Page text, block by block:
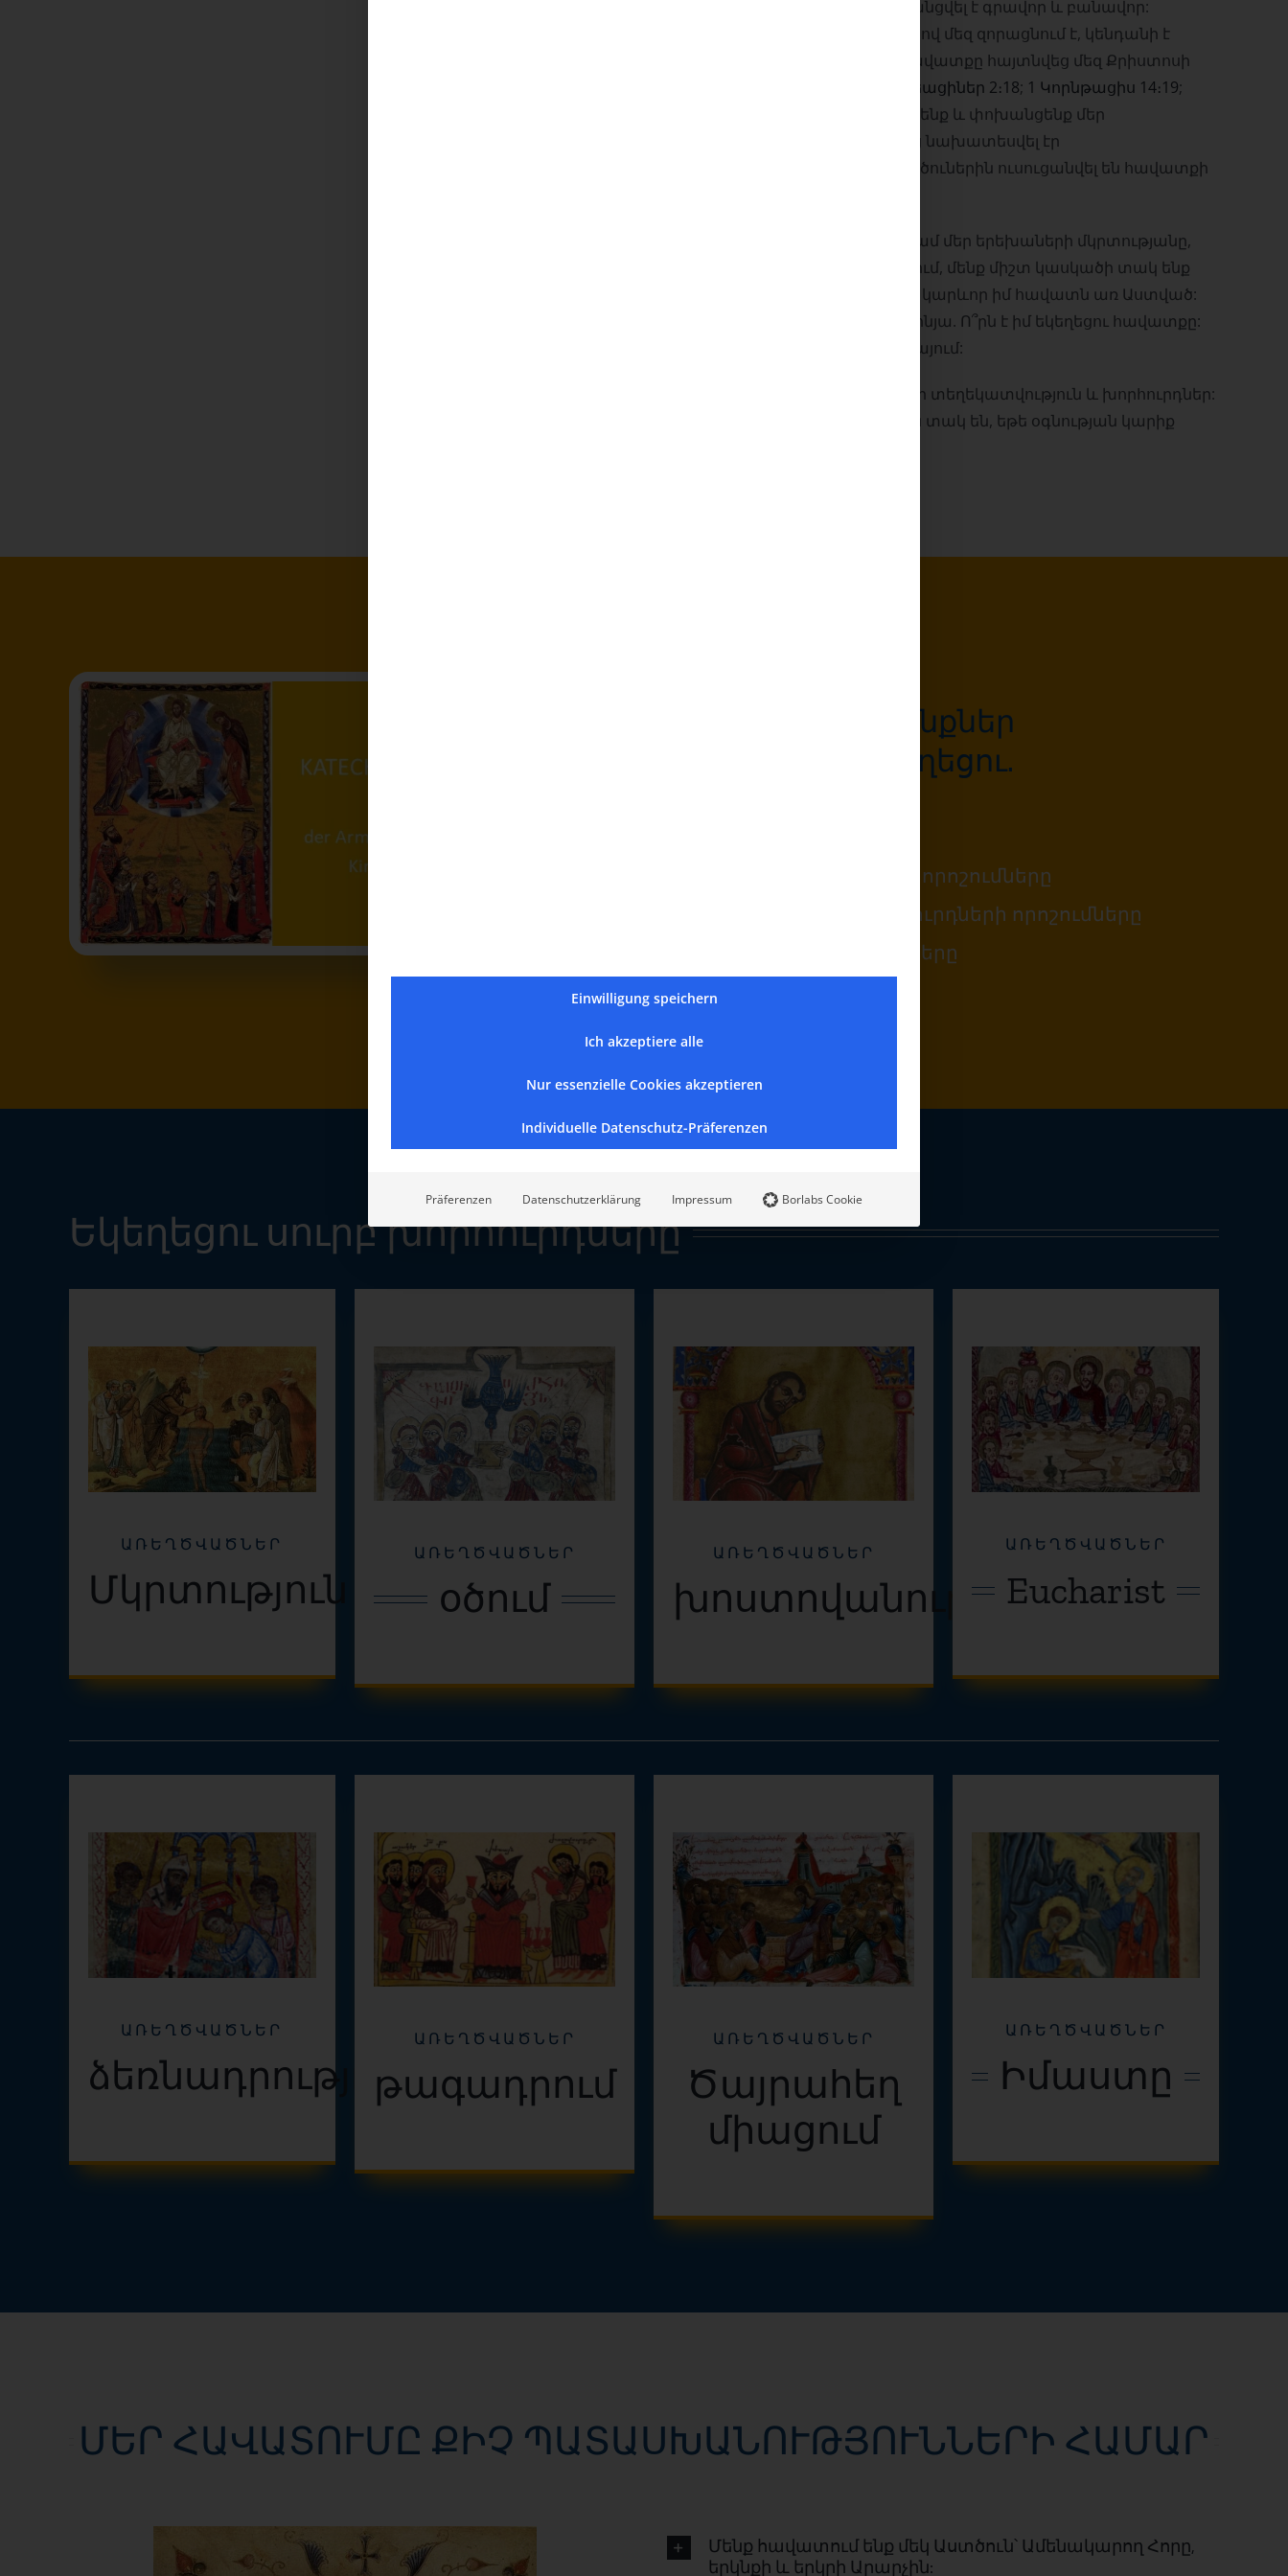
Դարից դար մինչև մեր օրերը Եկեղեցու հավատքը փոխանցվել է գրավոր և բանավոր:
Եռամիասնական Աստծո հանդեպ ընդհանուր հավատը, ով մեզ զորացնում է, կենդանի է
դարձնում և հույս է տալիս, մեր համայնքի հիմքն է: Այս հավատքը հայտնվեց մեզ Քրիստոսի
Հռոմեացիներ 2։18; 1 Կորնթացիս 14։19;
), մենք պետք է անաղարտ պահպանենք և փոխանցենք մեր
սերունդներին։ Այս պատճառով քրիստոնեության սկզբից նախատեսվել էր
նախապատրաստություն մկրտությունից առաջ։ Թեկնածուներին ուսուցանվել են հավատքի
Երբ պատրաստվում ենք մեր սեփական մկրտությանը կամ մեր երեխաների մկրտությանը,
կնքահայրություն ընդունելիս կամ կյանքի որոշակի փուլում, մենք միշտ կասկածի տակ ենք
դնում մեր սեփական հավատքը: Որքանո՞վ է ինձ համար կարևոր իմ հավատն առ Աստված:
Ինչո՞ւ եմ ես կամ դառնալու եմ հայ առաքելական քրիստոնյա. Ո՞րն է իմ եկեղեցու հավատքը:
Այս և հավատքի այլ հարցեր քննարկվում են կատեխիզիայում:
Այս էջում մենք ձեզ համար հավաքել ենք մի քանի կարևոր տեղեկատվություն և խորհուրդներ:
Բայց մեր հոգեւորականները միշտ ձեր տրամադրության տակ են, եթե օգնության կարիք
Դասավանդման հիմունքներ
Հայ Առաքելական Եկեղեցու.
Երեք տիեզերական ժողովների որոշումները
Հայ Եկեղեցու տեղական խորհուրդների որոշումները
Եկեղեցու հայրերի ավանդույթները
Եկեղեցու սուրբ խորհուրդները
ԱՌԵՂԾՎԱԾՆԵՐ
Մկրտություն
ԱՌԵՂԾՎԱԾՆԵՐ
օծում
ԱՌԵՂԾՎԱԾՆԵՐ
խոստովանություն
ԱՌԵՂԾՎԱԾՆԵՐ
Eucharist
ԱՌԵՂԾՎԱԾՆԵՐ
ձեռնադրություն
ԱՌԵՂԾՎԱԾՆԵՐ
թագադրում
ԱՌԵՂԾՎԱԾՆԵՐ
Ծայրահեղ
միացում
ԱՌԵՂԾՎԱԾՆԵՐ
Իմաստը
ՄԵՐ ՀԱՎԱՏՈՒՄԸ ՔԻՉ ՊԱՏԱՍԽԱՆՈՒԹՅՈՒՆՆԵՐԻ ՀԱՄԱՐ
Մենք հավատում ենք մեկ Աստծուն՝ Ամենակարող Հորը,
երկնքի և երկրի Արարչին:
Einwilligung speichern
Ich akzeptiere alle
Nur essenzielle Cookies akzeptieren
Individuelle Datenschutz-Präferenzen
Präferenzen Datenschutzerklärung Impressum Borlabs Cookie